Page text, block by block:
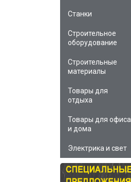
Станки
Строительное
оборудование
Строительные
материалы
Товары для
отдыха
Товары для офиса
и дома
Электрика и свет